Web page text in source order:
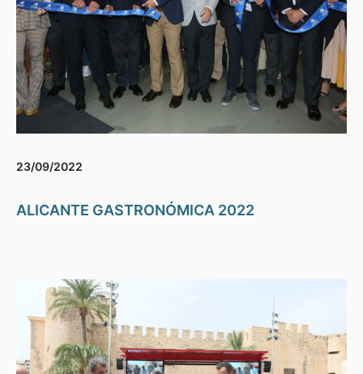
23/09/2022
ALICANTE GASTRONÓMICA 2022